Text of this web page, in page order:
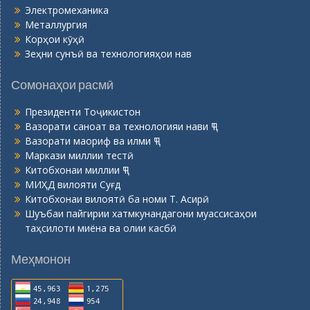
Электромеханика
Металлургия
Корҳои кӯҳӣ
Зеҳни сунъӣ ва технологияҳои нав
Сомонаҳои расмӣ
Президенти Тоҷикистон
Вазорати саноат ва технологияи нави ҶТ
Вазорати маориф ва илми ҶТ
Маркази миллии тестӣ
Китобхонаи миллии ҶТ
МИҲД вилояти Суғд
Китобхонаи вилоятӣ ба номи Т. Асирӣ
Шуъбаи пайгирии хатмкунандагони муассисаҳои
таҳсилоти миёна ва олии касбӣ
Меҳмонон